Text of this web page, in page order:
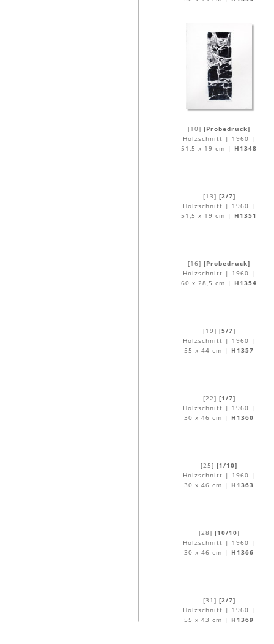
[10] [Probedruck]
Holzschnitt | 1960 |
51,5 x 19 cm |
H1348
[13] [2/7]
Holzschnitt | 1960 |
51,5 x 19 cm |
H1351
[16] [Probedruck]
Holzschnitt | 1960 |
60 x 28,5 cm |
H1354
[19] [5/7]
Holzschnitt | 1960 |
55 x 44 cm |
H1357
[22] [1/7]
Holzschnitt | 1960 |
30 x 46 cm |
H1360
[25] [1/10]
Holzschnitt | 1960 |
30 x 46 cm |
H1363
[28] [10/10]
Holzschnitt | 1960 |
30 x 46 cm |
H1366
[31] [2/7]
Holzschnitt | 1960 |
55 x 43 cm |
H1369